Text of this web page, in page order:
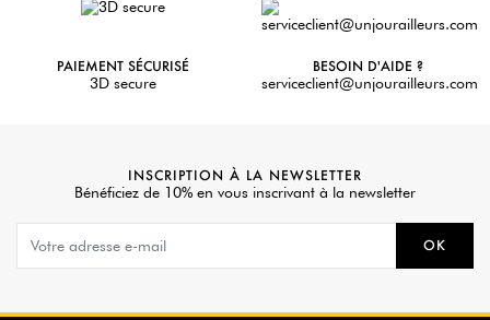
PAIEMENT SÉCURISÉ
3D secure
BESOIN D'AIDE ?
serviceclient@unjourailleurs.com
INSCRIPTION À LA NEWSLETTER
Bénéficiez de 10% en vous inscrivant à la newsletter
OK